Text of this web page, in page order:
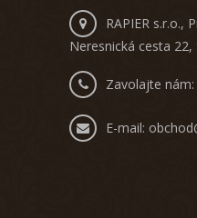
RAPIER s.r.o.,
Neresnická cesta
Zavolajte nám:
E-mail: